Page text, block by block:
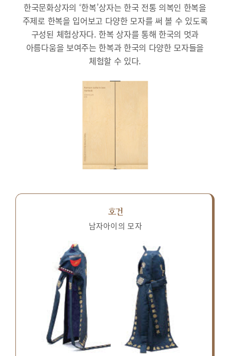
한국문화상자의 ‘한복’상자는 한국 전통 의복인 한복을
주제로 한복을 입어보고 다양한 모자를 써 볼 수 있도록
구성된 체험상자다. 한복 상자를 통해 한국의 멋과
아름다움을 보여주는 한복과 한국의 다양한 모자들을
체험할 수 있다.
호건
남자아이의 모자